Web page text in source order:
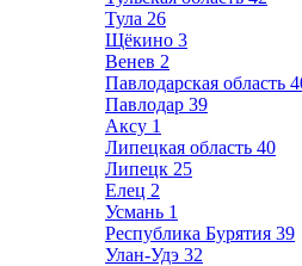
Тула 26
Щёкино 3
Венев 2
Павлодарская область
Павлодар 39
Аксу 1
Липецкая область 40
Липецк 25
Елец 2
Усмань 1
Республика Бурятия 39
Улан-Удэ 32